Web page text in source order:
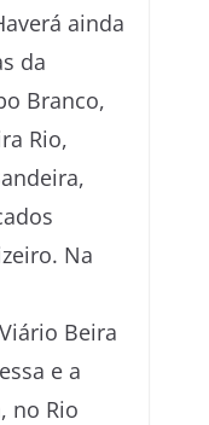
ainda
da
Branco,
Rio,
Na
Beira
e a
no Rio